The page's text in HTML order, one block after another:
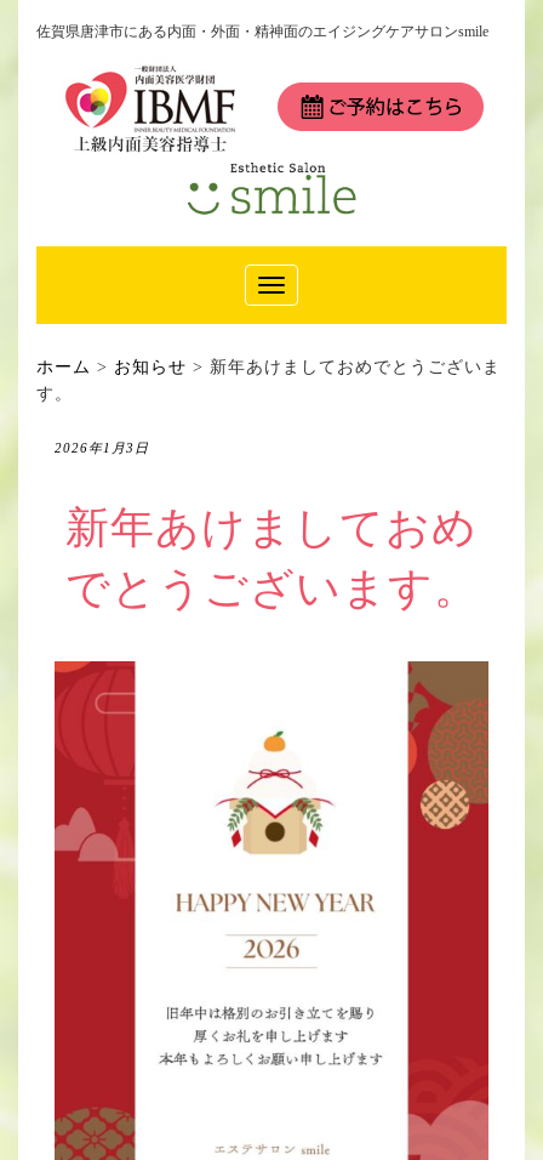
佐賀県唐津市にある内面・外面・精神面のエイジングケアサロンsmile
Toggle
Navigation
ホーム > お知らせ > 新年あけましておめでとうございま
す。
2026年1月3日
新年あけましておめ
でとうございます。